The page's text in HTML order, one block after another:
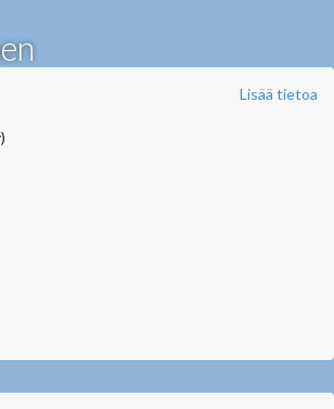
Lisää tietoa